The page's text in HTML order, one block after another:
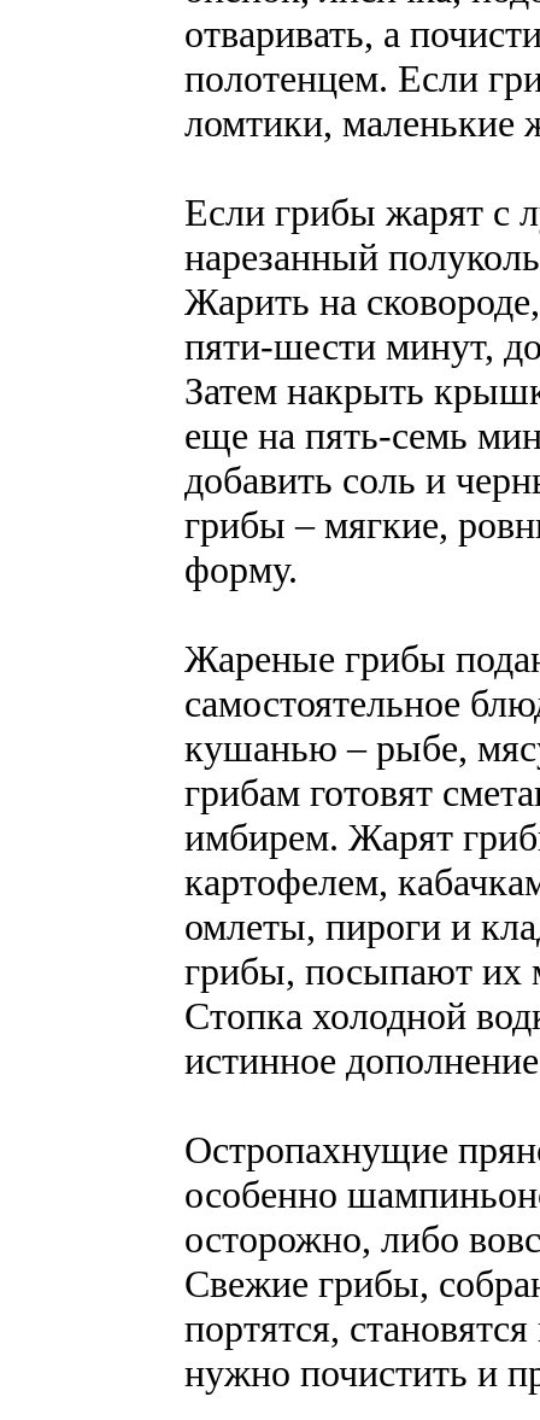
отваривать, а
полотенцем. Если
ломтики, маленькие
Если грибы жарят с
нарезанный
Жарить на
пяти-шести минут,
Затем накрыть
еще на пять-семь
добавить соль и
грибы – мягкие,
форму.
Жареные грибы
самостоятельное
кушанью – рыбе,
грибам готовят
имбирем. Жарят
картофелем,
омлеты, пироги и
грибы, посыпают их
Стопка холодной
истинное
Остропахнущие
особенно
осторожно, либо
Свежие грибы,
портятся,
нужно почистить и